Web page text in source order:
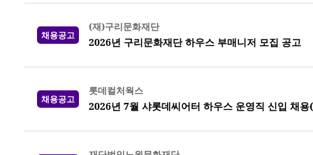
채용공고
(재)구리문화재단
2026년 구리문화재단 하우스 부매니저 모집 공고
채용공고
롯데컬처웍스
2026년 7월 샤롯데씨어터 하우스 운영직 신입 채